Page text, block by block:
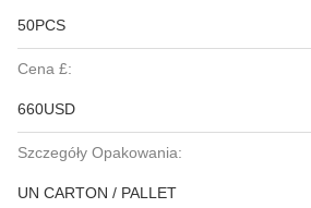
50PCS
Cena £:
660USD
Szczegóły Opakowania:
UN CARTON / PALLET